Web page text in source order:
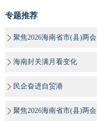
专题推荐
聚焦2026海南省市(县)两会
海南封关满月看变化
民企奋进自贸港
聚焦2026海南省市(县)两会